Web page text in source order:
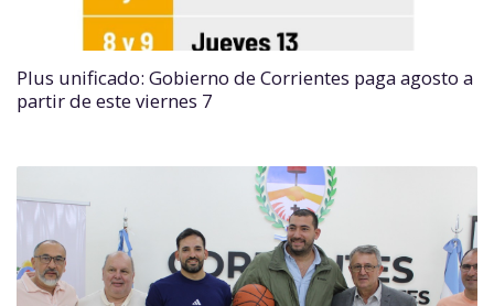
Plus unificado: Gobierno de Corrientes paga agosto a
partir de este viernes 7